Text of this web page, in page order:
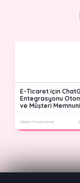
E-Ticaret için
Entegrasyonu
ve Müşteri
Dijital Pazarlama